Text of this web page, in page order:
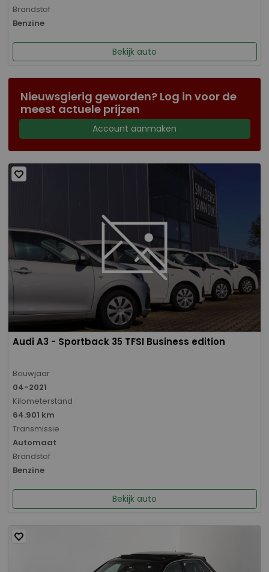
Brandstof
Benzine
Bekijk auto
Nieuwsgierig geworden? Log in voor de
meest actuele prijzen
Account aanmaken
Audi A3 - Sportback 35 TFSI Business edition
Bouwjaar
04-2021
Kilometerstand
64.901 km
Transmissie
Automaat
Brandstof
Benzine
Bekijk auto